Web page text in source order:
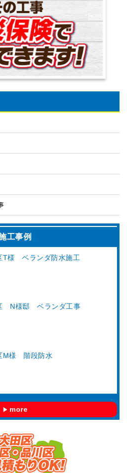
工事例
T様 ベランダ防水施工
N様邸 ベランダ工事
M様 階段防水
more